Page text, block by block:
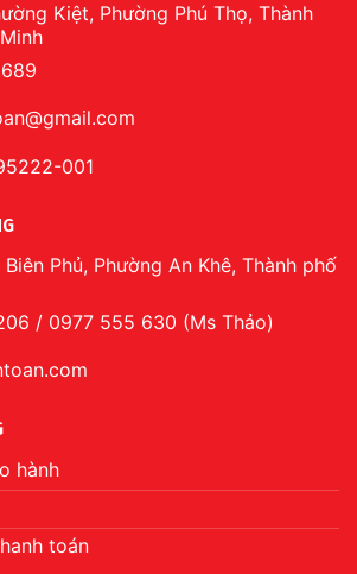
Kiệt, Phường Phú Thọ, Thành
001
Phủ, Phường An Khê, Thành phố
/ 0977 555 630 (Ms Thảo)
hành
toán